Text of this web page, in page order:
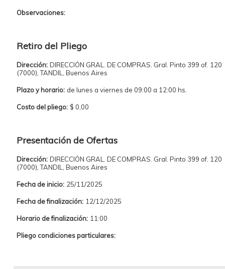
Observaciones:
Retiro del Pliego
Dirección: DIRECCIÓN GRAL. DE COMPRAS. Gral. Pinto 399 of. 120
(7000), TANDIL, Buenos Aires
Plazo y horario: de lunes a viernes de 09:00 a 12:00 hs.
Costo del pliego: $ 0,00
Presentación de Ofertas
Dirección: DIRECCIÓN GRAL. DE COMPRAS. Gral. Pinto 399 of. 120
(7000), TANDIL, Buenos Aires
Fecha de inicio: 25/11/2025
Fecha de finalización: 12/12/2025
Horario de finalización: 11:00
Pliego condiciones particulares: